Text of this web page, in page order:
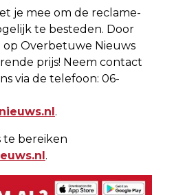
je mee om de reclame-
te besteden. Door
op Overbetuwe Nieuws
prijs! Neem contact
via de telefoon: 06-
.
te bereiken
.